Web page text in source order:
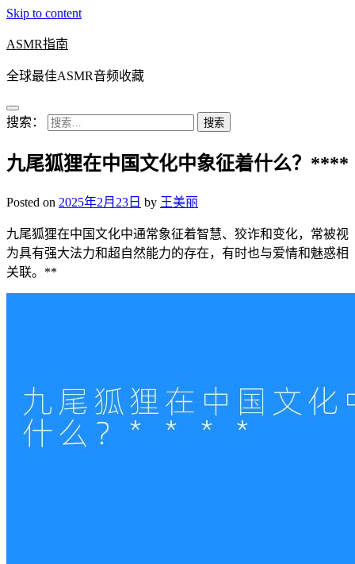
Skip to content
ASMR指南
全球最佳ASMR音频收藏
搜索：
九尾狐狸在中国文化中象征着什么？****
Posted on 2025年2月23日 by 王美丽
九尾狐狸在中国文化中通常象征着智慧、狡诈和变化，常被视
为具有强大法力和超自然能力的存在，有时也与爱情和魅惑相
关联。**